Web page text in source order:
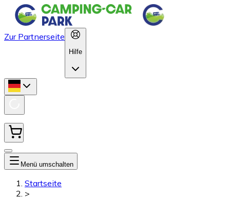
Zur Partnerseite
Hilfe
Menü umschalten
Startseite
>